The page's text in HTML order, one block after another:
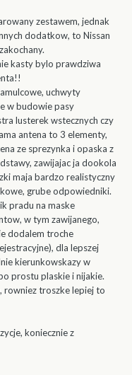
zestawem, jednak
dodatkow, to Nissan
kasty bylo prawdziwa
uchwyty
w budowie pasy
lusterek wstecznych czy
antena to 3 elementy,
ze sprezynka i opaska z
zawijajac ja dookola
maja bardzo realistyczny
grube odpowiedniki.
pradu na maske
w tym zawijanego,
dodalem troche
dla lepszej
kierunkowskazy w
prostu plaskie i nijakie.
rowniez troszke lepiej to
koniecznie z